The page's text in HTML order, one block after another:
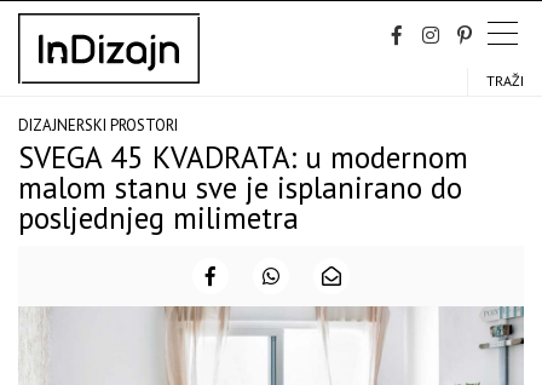
Skip
content
TRAŽI
DIZAJNERSKI PROSTORI
SVEGA 45 KVADRATA: u modernom
malom stanu sve je isplanirano do
posljednjeg milimetra